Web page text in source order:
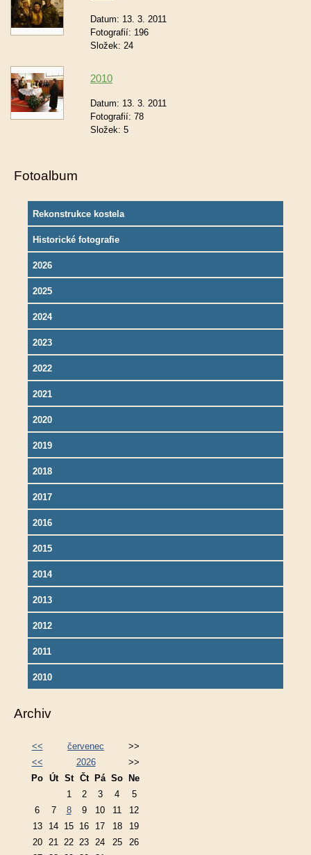
Datum: 13. 3. 2011
Fotografií: 196
Složek: 24
2010
Datum: 13. 3. 2011
Fotografií: 78
Složek: 5
Fotoalbum
Rekonstrukce kostela
Historické fotografie
2026
2025
2024
2023
2022
2021
2020
2019
2018
2017
2016
2015
2014
2013
2012
2011
2010
Archiv
<< červenec
>>
<<
2026
>>
Po Út St Čt Pá So
Ne
1
2 3 4
5
6
7 8 9 10 11
12
13
14 15 16 17 18
19
20
21 22 23 24 25
26